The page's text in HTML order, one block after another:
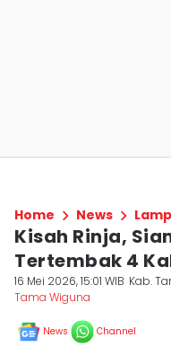
Home News
Kisah Rinja,
Tertembak 4
16 Mei 2026, 15:01 WIB Kab.
Tama Wiguna
News Channel